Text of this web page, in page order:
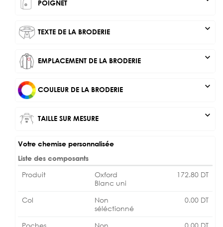
POIGNET
TEXTE DE LA BRODERIE expand_more
EMPLACEMENT DE LA BRODERIE expand_more
COULEUR DE LA BRODERIE expand_more
TAILLE SUR MESURE expand_more
Votre chemise personnalisée
Liste des composants
Produit
Oxford
Blanc uni
172.80 DT
Col
Non
séléctionné
0.00 DT